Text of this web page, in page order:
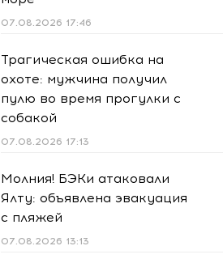
07.08.2026 17:46
Трагическая ошибка на
охоте: мужчина получил
пулю во время прогулки с
собакой
07.08.2026 17:13
Молния! БЭКи атаковали
Ялту: объявлена эвакуация
с пляжей
07.08.2026 13:13